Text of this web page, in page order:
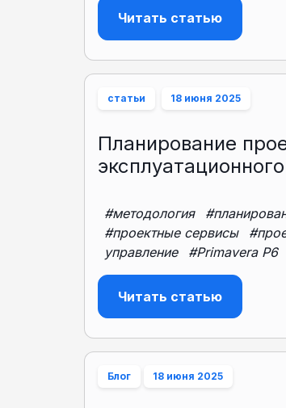
Читать статью
статьи 18 июня 2025
Планирование
#методология
#проектные сервисы
управление
#Primavera P6
Читать статью
Блог 18 июня 2025